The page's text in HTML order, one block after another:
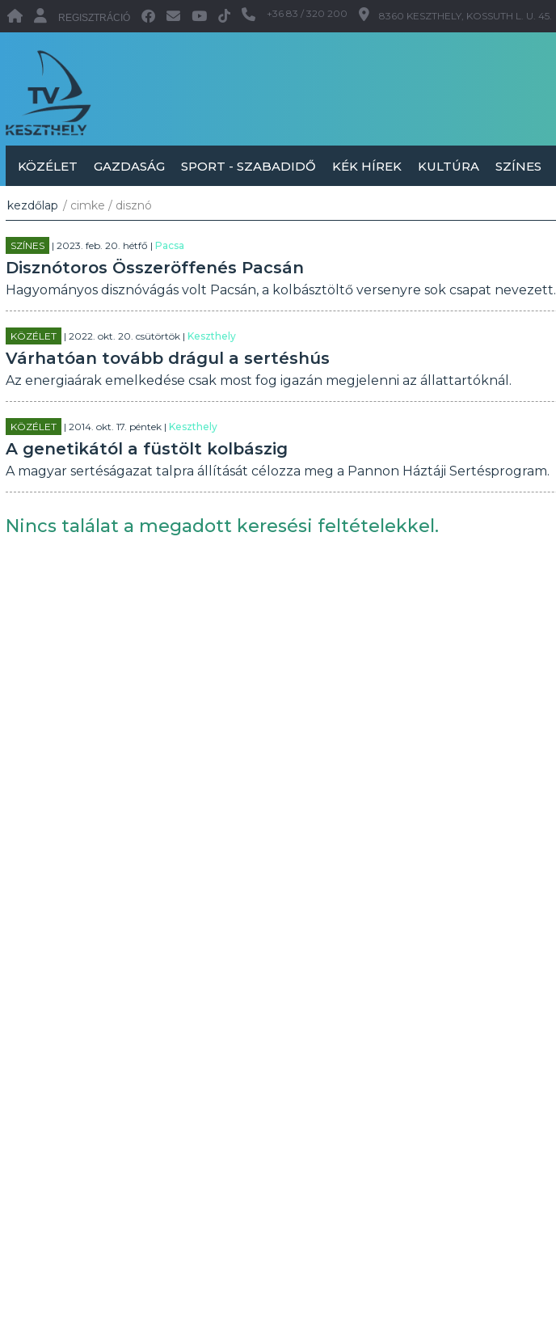
REGISZTRÁCIÓ +36 83 / 320 200 8360 KESZTHELY, KOSSUTH L. U. 45.
KÖZÉLET GAZDASÁG SPORT - SZABADIDŐ KÉK HÍREK KULTÚRA SZÍNES
kezdőlap / cimke / disznó
SZÍNES | 2023. feb. 20. hétfő | Pacsa
Disznótoros Összeröffenés Pacsán
Hagyományos disznóvágás volt Pacsán, a kolbásztöltő versenyre sok csapat nevezett.
KÖZÉLET | 2022. okt. 20. csütörtök | Keszthely
Várhatóan tovább drágul a sertéshús
Az energiaárak emelkedése csak most fog igazán megjelenni az állattartóknál.
KÖZÉLET | 2014. okt. 17. péntek | Keszthely
A genetikától a füstölt kolbászig
A magyar sertéságazat talpra állítását célozza meg a Pannon Háztáji Sertésprogram.
Nincs találat a megadott keresési feltételekkel.